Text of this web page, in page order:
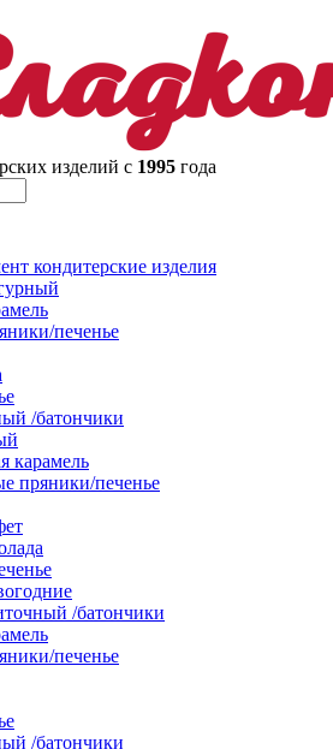
изделий с 1995 года
кондитерские изделия
печенье
/батончики
карамель
пряники/печенье
/батончики
печенье
/батончики